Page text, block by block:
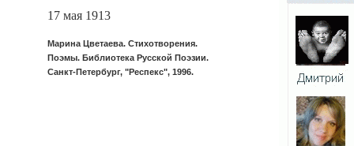
17 мая 1913
Марина Цветаева. Стихотворения.
Поэмы. Библиотека Русской Поэзии.
Санкт-Петербург, "Респекс", 1996.